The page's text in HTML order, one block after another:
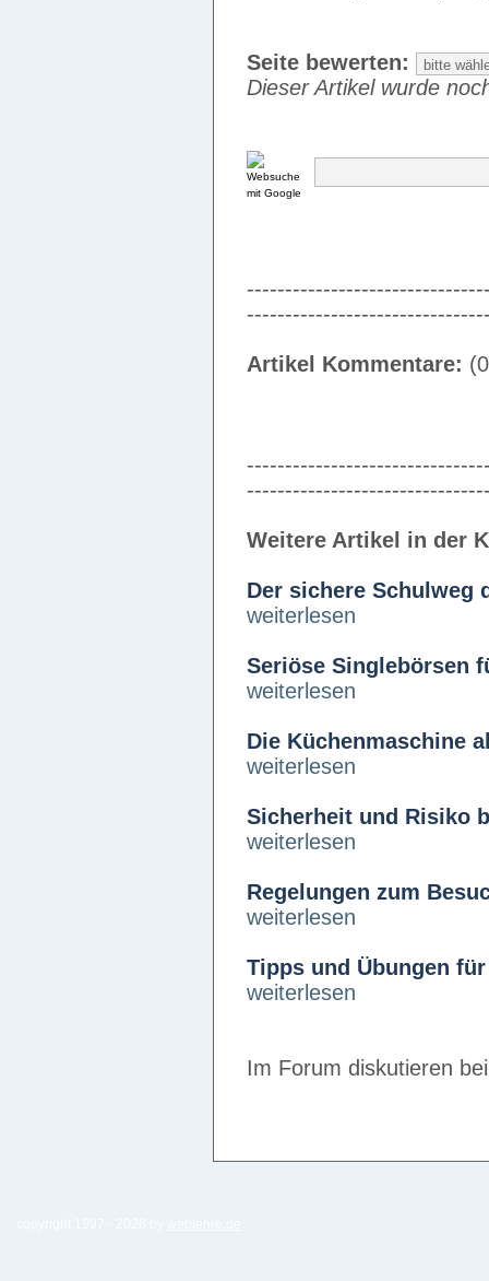
Seite bewerten:
Dieser Artikel wurde
Artikel Kommentare:
Weitere Artikel in der
Der sichere Schulweg
weiterlesen
Seriöse Singlebörsen
weiterlesen
Die Küchenmaschine
weiterlesen
Sicherheit und Risiko
weiterlesen
Regelungen zum
weiterlesen
Tipps und Übungen
weiterlesen
Im Forum diskutieren